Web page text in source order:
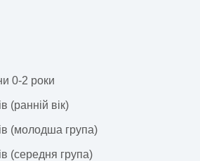
0-2 роки
(ранній вік)
(молодша група)
(середня група)